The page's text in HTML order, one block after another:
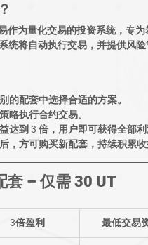
作为量化交易的投资系统，专为
统将自动执行交易 ，并提供风
的配套中选择合适的方案。
略执行合约交易。
达到 3 倍，用户即可获得全部利
，方可购买新配套，持续积累收
套 – 仅需 30 UT
3倍盈利 最低交易